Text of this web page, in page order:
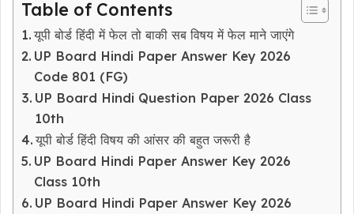
Table of Contents
यूपी बोर्ड हिंदी में फेल तो बाकी सब विषय में फेल माने जाएंगे
UP Board Hindi Paper Answer Key 2026
Code 801 (FG)
UP Board Hindi Question Paper 2026 Class
10th
यूपी बोर्ड हिंदी विषय की आंसर की बहुत जरूरी है
UP Board Hindi Paper Answer Key 2026
Class 10th
UP Board Hindi Paper Answer Key 2026